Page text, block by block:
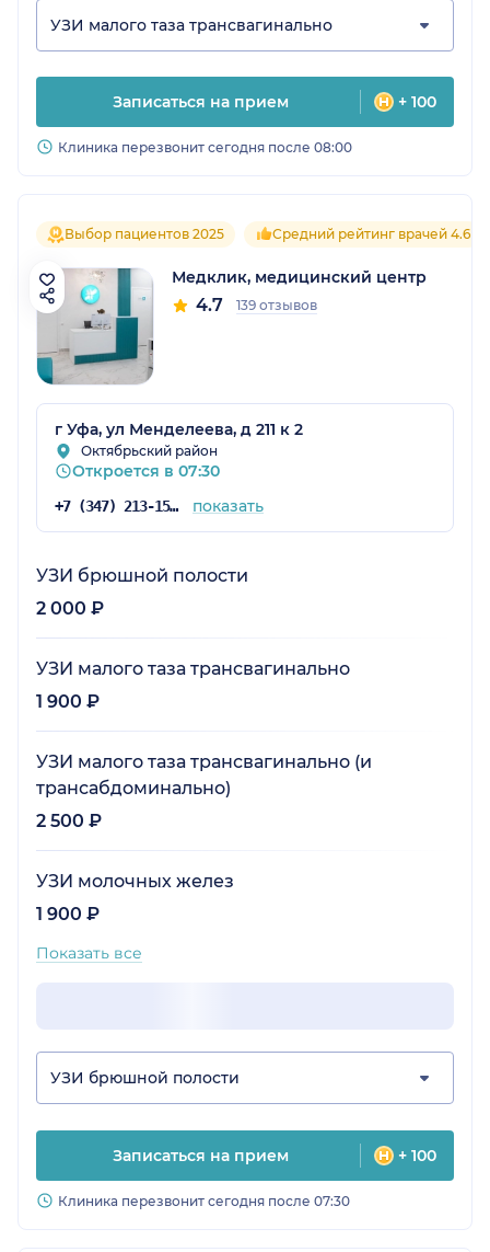
УЗИ малого таза трансвагинально
Записаться на прием + 100
Клиника перезвонит сегодня после 08:00
Выбор пациентов 2025 Средний рейтинг врачей 4.6
Медклик, медицинский центр
4.7 139 отзывов
г Уфа, ул Менделеева, д 211 к 2
Октябрьский район
Откроется в 07:30
+7 (347) 213-15-92 показать
УЗИ брюшной полости
2 000 ₽
УЗИ малого таза трансвагинально
1 900 ₽
УЗИ малого таза трансвагинально (и
трансабдоминально)
2 500 ₽
УЗИ молочных желез
1 900 ₽
Показать все
УЗИ брюшной полости
Записаться на прием + 100
Клиника перезвонит сегодня после 07:30